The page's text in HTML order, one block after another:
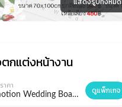
ตกแต่งหน้างาน
าคา
1Promotion Wedding Board.jpg ดูแพ็กเกจ